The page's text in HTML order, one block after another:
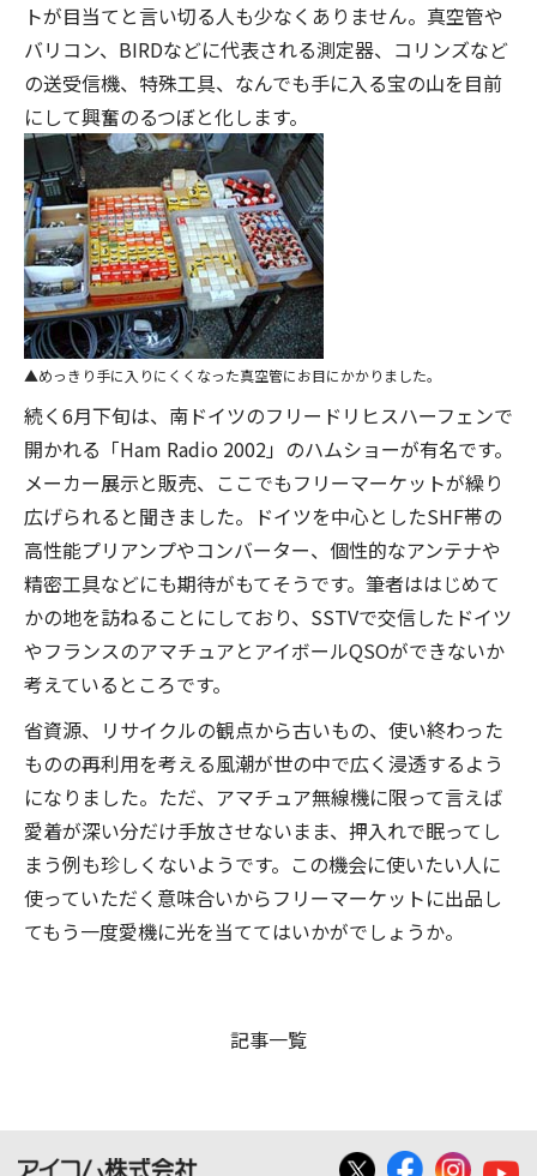
トが目当てと言い切る人も少なくありません。真空管や
バリコン、BIRDなどに代表される測定器、コリンズなど
の送受信機、特殊工具、なんでも手に入る宝の山を目前
にして興奮のるつぼと化します。
めっきり手に入りにくくなった真空管にお目にかかりました。
続く6月下旬は、南ドイツのフリードリヒスハーフェンで
開かれる「Ham Radio 2002」のハムショーが有名です。
メーカー展示と販売、ここでもフリーマーケットが繰り
広げられると聞きました。ドイツを中心としたSHF帯の
高性能プリアンプやコンバーター、個性的なアンテナや
精密工具などにも期待がもてそうです。筆者ははじめて
かの地を訪ねることにしており、SSTVで交信したドイツ
やフランスのアマチュアとアイボールQSOができないか
考えているところです。
省資源、リサイクルの観点から古いもの、使い終わった
ものの再利用を考える風潮が世の中で広く浸透するよう
になりました。ただ、アマチュア無線機に限って言えば
愛着が深い分だけ手放させないまま、押入れで眠ってし
まう例も珍しくないようです。この機会に使いたい人に
使っていただく意味合いからフリーマーケットに出品し
てもう一度愛機に光を当ててはいかがでしょうか。
記事一覧